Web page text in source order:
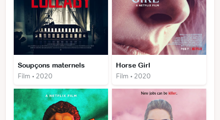
Soupçons maternels
Film • 2020
Horse Girl
Film • 2020